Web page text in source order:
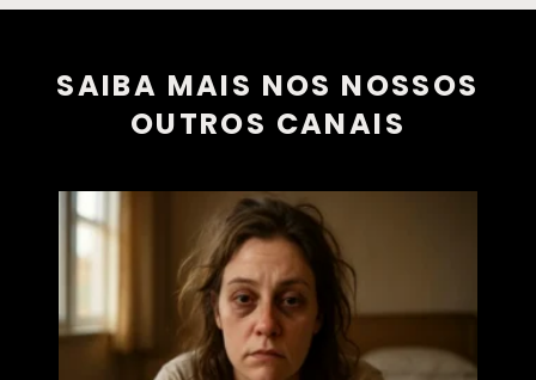
SAIBA MAIS NOS NOSSOS
OUTROS CANAIS